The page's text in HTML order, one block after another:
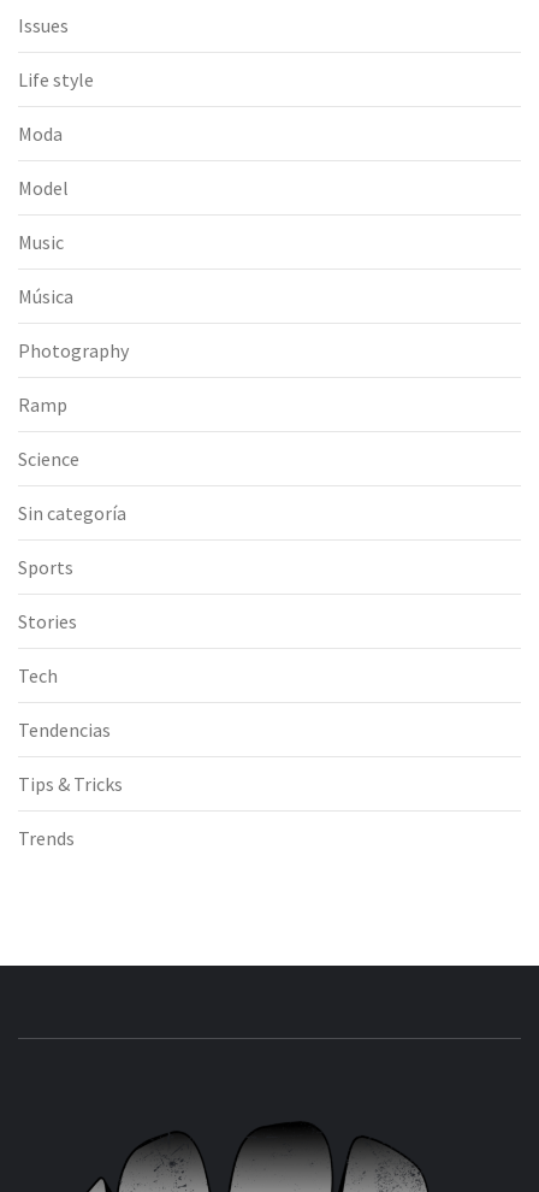
Issues
Life style
Moda
Model
Music
Música
Photography
Ramp
Science
Sin categoría
Sports
Stories
Tech
Tendencias
Tips & Tricks
Trends